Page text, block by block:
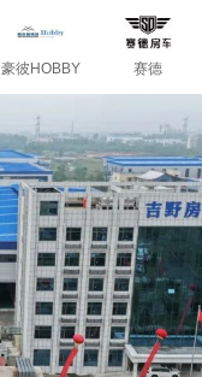
豪彼HOBBY 赛德